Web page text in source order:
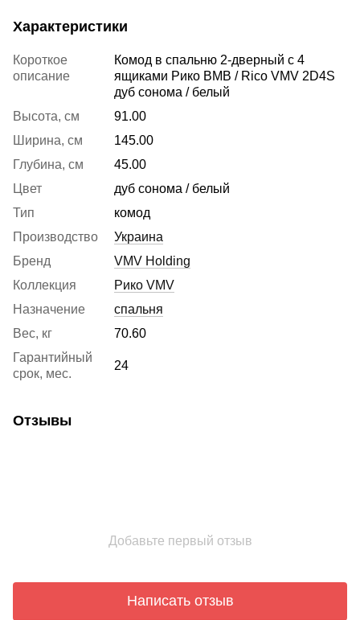
Характеристики
Короткое
описание
Комод в спальню 2-дверный с 4
ящиками Рико ВМВ / Rico VMV 2D4S
дуб сонома / белый
Высота, см
91.00
Ширина, см
145.00
Глубина, см
45.00
Цвет
дуб сонома / белый
Тип
комод
Производство
Украина
Бренд
VMV Holding
Коллекция
Рико VMV
Назначение
спальня
Вес, кг
70.60
Гарантийный
срок, мес.
24
Отзывы
Добавьте первый отзыв
Написать отзыв